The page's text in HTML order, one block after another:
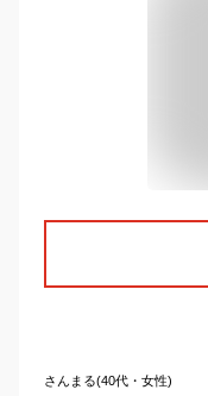
さんまる(40代・女性)